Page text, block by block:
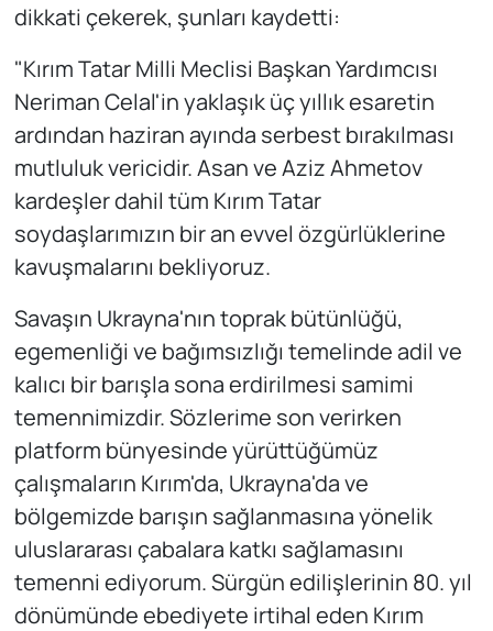
dikkati çekerek, şunları kaydetti:
"Kırım Tatar Milli Meclisi Başkan Yardımcısı
Neriman Celal'in yaklaşık üç yıllık esaretin
ardından haziran ayında serbest bırakılması
mutluluk vericidir. Asan ve Aziz Ahmetov
kardeşler dahil tüm Kırım Tatar
soydaşlarımızın bir an evvel özgürlüklerine
kavuşmalarını bekliyoruz.
Savaşın Ukrayna'nın toprak bütünlüğü,
egemenliği ve bağımsızlığı temelinde adil ve
kalıcı bir barışla sona erdirilmesi samimi
temennimizdir. Sözlerime son verirken
platform bünyesinde yürüttüğümüz
çalışmaların Kırım'da, Ukrayna'da ve
bölgemizde barışın sağlanmasına yönelik
uluslararası çabalara katkı sağlamasını
temenni ediyorum. Sürgün edilişlerinin 80. yıl
dönümünde ebediyete irtihal eden Kırım